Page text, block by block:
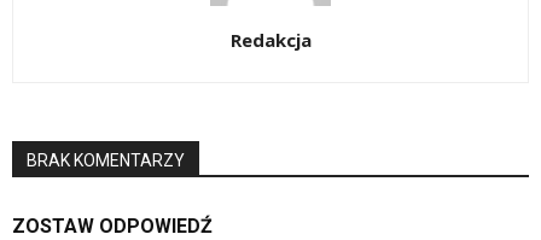
Redakcja
BRAK KOMENTARZY
ZOSTAW ODPOWIEDŹ